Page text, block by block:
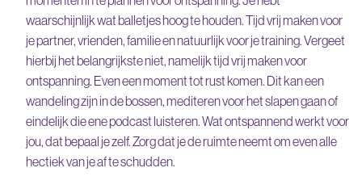
waarschijnlijk wat balletjes hoog te houden. Tijd vrij maken voor
je partner, vrienden, familie en natuurlijk voor je training. Vergeet
hierbij het belangrijkste niet, namelijk tijd vrij maken voor
ontspanning. Even een moment tot rust komen. Dit kan een
wandeling zijn in de bossen, mediteren voor het slapen gaan of
eindelijk die ene podcast luisteren. Wat ontspannend werkt voor
jou, dat bepaal je zelf. Zorg dat je de ruimte neemt om even alle
hectiek van je af te schudden.